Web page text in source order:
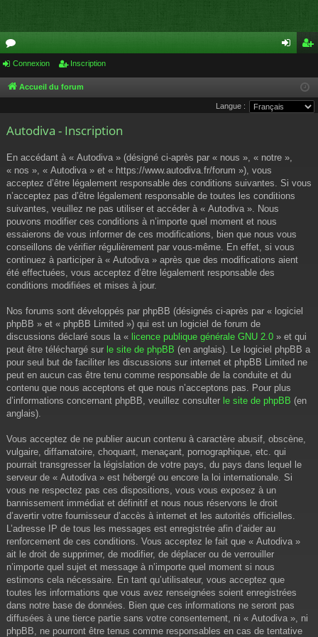
or
u
s
cri
pti
Connexion Inscription
Accueil du forum
Langue :
Autodiva - Inscription
En accédant à « Autodiva » (désigné ci-après par « nous », « notre »,
« nos », « Autodiva » et « https://www.autodiva.fr/forum »), vous
acceptez d’être légalement responsable des conditions suivantes. Si vous
n’acceptez pas d’être légalement responsable de toutes les conditions
suivantes, veuillez ne pas utiliser et accéder à « Autodiva ». Nous
pouvons modifier ces conditions à n’importe quel moment et nous
essaierons de vous informer de ces modifications, bien que nous vous
conseillons de vérifier régulièrement par vous-même. En effet, si vous
continuez à participer à « Autodiva » après que des modifications aient
été effectuées, vous acceptez d’être légalement responsable des
conditions modifiées et mises à jour.
Nos forums sont développés par phpBB (désignés ci-après par « logiciel
phpBB » et « phpBB Limited ») qui est un logiciel de forum de
discussions déclaré sous la « licence publique générale GNU 2.0 » et qui
peut être téléchargé sur le site de phpBB (en anglais). Le logiciel phpBB a
pour seul but de faciliter les discussions sur internet et phpBB Limited ne
peut en aucun cas être tenu comme responsable de la conduite et du
contenu que nous acceptons et que nous n’acceptons pas. Pour plus
d’informations concernant phpBB, veuillez consulter le site de phpBB (en
anglais).
Vous acceptez de ne publier aucun contenu à caractère abusif, obscène,
vulgaire, diffamatoire, choquant, menaçant, pornographique, etc. qui
pourrait transgresser la législation de votre pays, du pays dans lequel le
serveur de « Autodiva » est hébergé ou encore la loi internationale. Si
vous ne respectez pas ces dispositions, vous vous exposez à un
bannissement immédiat et définitif et nous nous réservons le droit
d’avertir votre fournisseur d’accès à internet et les autorités officielles.
L’adresse IP de tous les messages est enregistrée afin d’aider au
renforcement de ces conditions. Vous acceptez le fait que « Autodiva »
ait le droit de supprimer, de modifier, de déplacer ou de verrouiller
n’importe quel sujet et message à n’importe quel moment si nous
estimons cela nécessaire. En tant qu’utilisateur, vous acceptez que
toutes les informations que vous avez renseignées soient enregistrées
dans notre base de données. Bien que ces informations ne seront pas
diffusées à une tierce partie sans votre consentement, ni « Autodiva », ni
phpBB, ne pourront être tenus comme responsables en cas de tentative